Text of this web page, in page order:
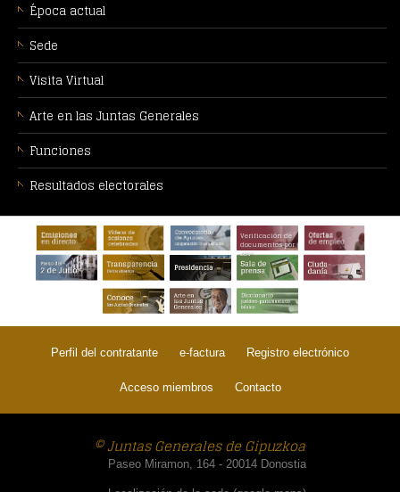
Época actual
Sede
Visita Virtual
Arte en las Juntas Generales
Funciones
Resultados electorales
PÁGINA:
Verificación de
documentos por
CSV
Perfil del contratante e-factura Registro electrónico
Acceso miembros Contacto
© Juntas Generales de Gipuzkoa
Paseo Miramon, 164 - 20014 Donostia